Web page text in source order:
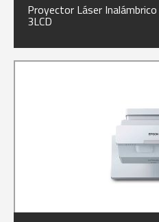
Proyector Láser
3LCD